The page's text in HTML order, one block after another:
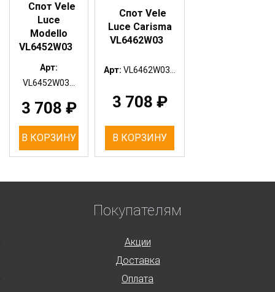
Спот Vele
Luce
Modello
VL6452W03
Арт:
VL6452W03...
3 708 ₽
В КОРЗИНУ
Спот Vele
Luce Carisma
VL6462W03
Арт: VL6462W03...
3 708 ₽
В КОРЗИНУ
Покупателям
Акции
Доставка
Оплата